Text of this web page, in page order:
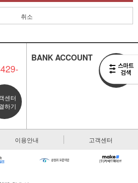
취소
센터
하기
BANK ACCOUNT
비회원
1:1 문의
이용안내 고객센터